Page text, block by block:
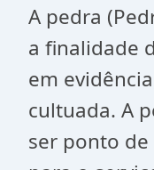
A pedra
a finalidade
em
cultuada. A
ser ponto